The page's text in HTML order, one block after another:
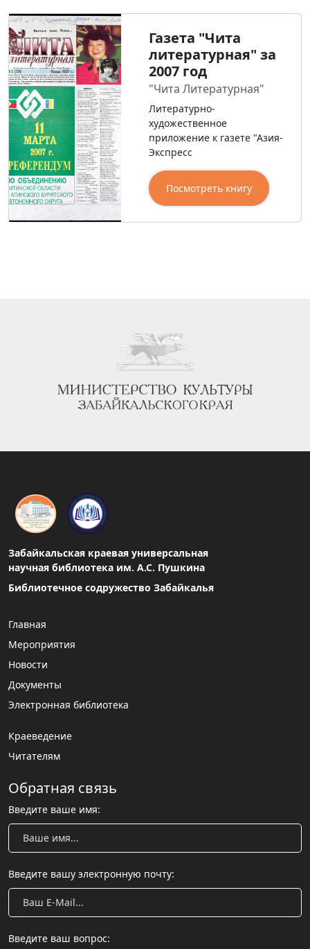
Газета "Чита
литературная" за
2007 год
"Чита Литературная"
Литературно-
художественное
приложение к газете "Азия-
Экспресс
Посмотреть книгу
Забайкальская краевая универсальная
научная библиотека им. А.С. Пушкина
Библиотечное содружество Забайкалья
Главная
Мероприятия
Новости
Документы
Электронная библиотека
Краеведение
Читателям
Обратная связь
Введите ваше имя:
Введите вашу электронную почту:
Введите ваш вопрос: